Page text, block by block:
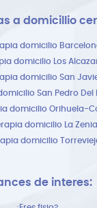
a domicillio
domicilio
domicilio Los
domicilio San
San Pedro Del
domicilio Orihuela-
domicilio La Zenia
domicilio
de interes: